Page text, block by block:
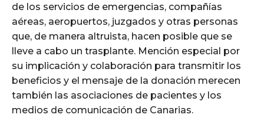
de los servicios de emergencias, compañías
aéreas, aeropuertos, juzgados y otras personas
que, de manera altruista, hacen posible que se
lleve a cabo un trasplante. Mención especial por
su implicación y colaboración para transmitir los
beneficios y el mensaje de la donación merecen
también las asociaciones de pacientes y los
medios de comunicación de Canarias.